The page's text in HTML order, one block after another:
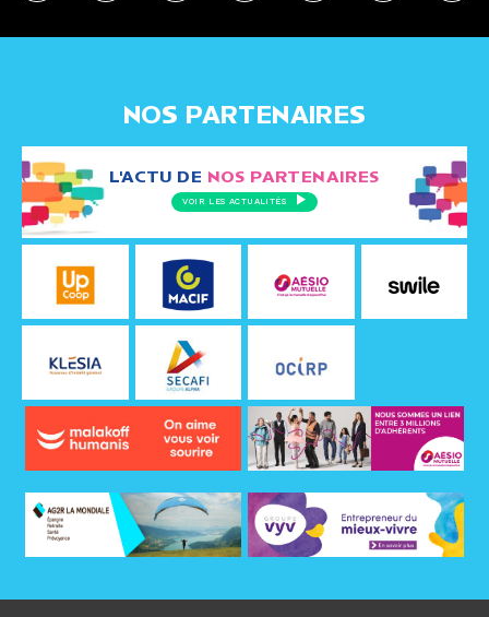
NOS PARTENAIRES
L'ACTU DE NOS PARTENAIRES
VOIR LES ACTUALITÉS